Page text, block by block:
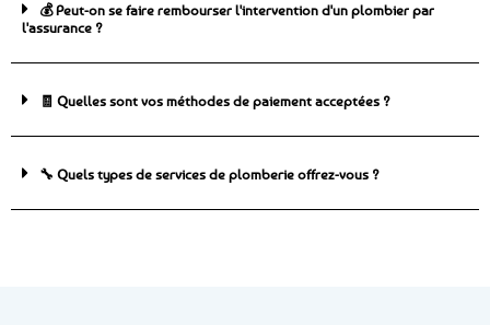
💰 Peut-on se faire rembourser l'intervention d'un plombier par
l'assurance ?
🧾 Quelles sont vos méthodes de paiement acceptées ?
🔧 Quels types de services de plomberie offrez-vous ?